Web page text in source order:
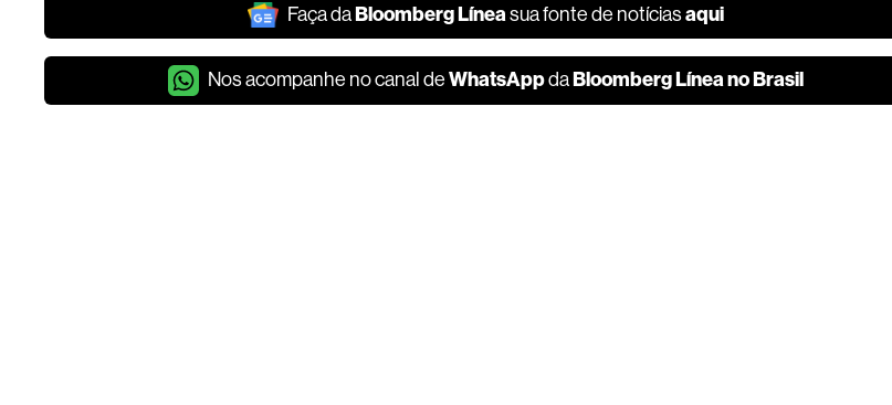
Faça daBloomberg Líneasua fonte de notíciasaqui
Nos acompanhe no canal deWhatsAppdaBloomberg Línea no Brasil